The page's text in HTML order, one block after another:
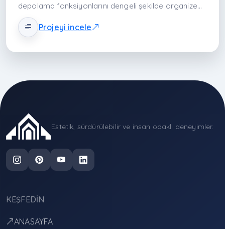
depolama fonksiyonlarını dengeli şekilde organize
eder. Nötr tonlar, sade çizgiler ve dengeli yerleşim ile
genç kullanıcıya sakin, verimli ve esnek bir yaşam
Projeyi incele
Estetik, sürdürülebilir ve insan odaklı deneyimler.
KEŞFEDIN
ANASAYFA